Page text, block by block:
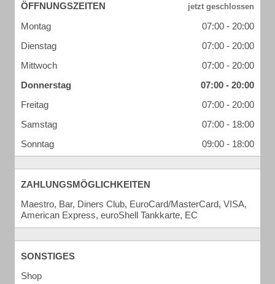
ÖFFNUNGSZEITEN
Montag
07:00 - 20:00
Dienstag
07:00 - 20:00
Mittwoch
07:00 - 20:00
Donnerstag
07:00 - 20:00
Freitag
07:00 - 20:00
Samstag
07:00 - 18:00
Sonntag
09:00 - 18:00
ZAHLUNGSMÖGLICHKEITEN
Maestro, Bar, Diners Club, EuroCard/MasterCard, VISA,
American Express, euroShell Tankkarte, EC
SONSTIGES
Shop